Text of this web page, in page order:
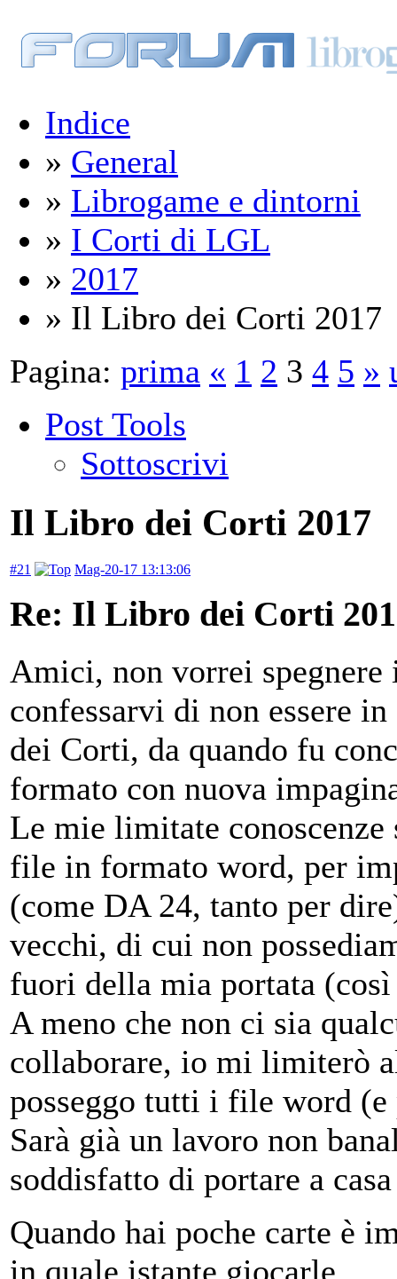
Indice
» General
» Librogame e dintorni
» I Corti di LGL
» 2017
» Il Libro dei Corti 2017
Pagina: prima « 1 2 3 4 5 »
Post Tools
Sottoscrivi
Il Libro dei Corti 2017
#21 Mag-20-17 13:13:06
Re: Il Libro dei Corti
Amici, non vorrei
confessarvi di non essere
dei Corti, da quando fu
formato con nuova
Le mie limitate
file in formato word, per
(come DA 24, tanto per
vecchi, di cui non
fuori della mia portata
A meno che non ci sia
collaborare, io mi limiterò
posseggo tutti i file word
Sarà già un lavoro non
soddisfatto di portare a
Quando hai poche carte è
in quale istante giocarle...